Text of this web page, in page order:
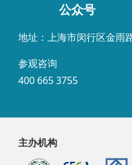
公众号
地址：上海市闵行区金雨
参观咨询
400 665 3755
主办机构